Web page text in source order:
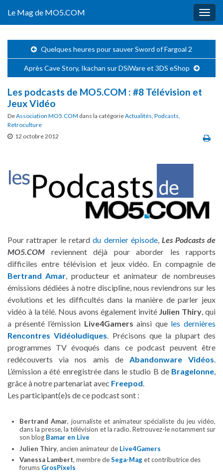
Le Mag de MO5.COM
Quelques heures pour sauver Sword of Fargoal 2
Après Cave Story, Ikachan sur DSiWare et 3DS eShop
Les podcasts de MO5.COM : #8 Télévision et
Jeux Vidéo
DeAssociation MO5.COM dans la catégorieActualités, Podcasts,
Retroculture
12 octobre 2012
Pour rattraper le retarddu dernier épisode, Les Podcasts de
MO5.COM reviennent déjà pour aborder les rapports
difficiles entre télévision et jeux vidéo. En compagnie de
Bertrand Amar, producteur et animateur de nombreuses
émissions dédiées à notre discipline, nous reviendrons sur les
évolutions et les difficultés dans la manière de parler jeux
vidéo à la télé. Nous avons également invité Julien Thiry, qui
a présenté l’émission Live4Gamers ainsi que les dernières
Rencontres Vidéoludiques. Précisons que la plupart des
programmes TV évoqués dans ce podcast peuvent être
redécouverts via nos amis de Abandonware Vidéos.
L’émission a été enregistrée dans le studio B de Bragelonne,
grâce à notre partenariat avec Freepod.
Les participant(e)s de ce podcast sont :
Bertrand Amar, journaliste et animateur spécialiste du jeu vidéo,
dans la presse, la télévision et la radio. Retrouvez-le notamment sur
son blog Bamar en Live
Julien Thiry, ancien animateur de Live4Gamers
Vanessa Lambert, membre deSega-Maget contributrice des
forums GrosPixels